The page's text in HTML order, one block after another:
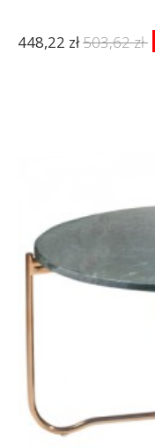
448,22 zł503,62 zł